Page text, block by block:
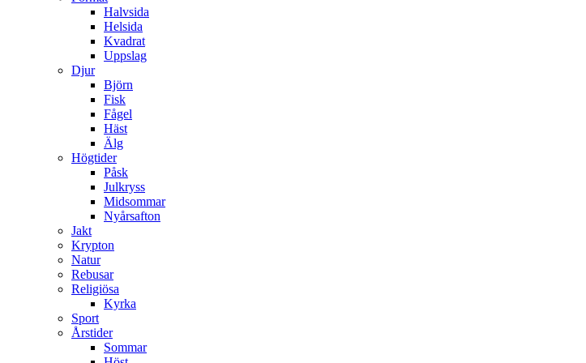
Halvsida
Helsida
Kvadrat
Uppslag
Djur
Björn
Fisk
Fågel
Häst
Älg
Högtider
Påsk
Julkryss
Midsommar
Nyårsafton
Jakt
Krypton
Natur
Rebusar
Religiösa
Kyrka
Sport
Årstider
Sommar